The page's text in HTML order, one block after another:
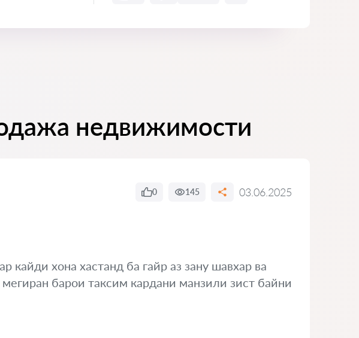
недвижимости
0 145 03.06.2025
кайди хона хастанд ба гайр аз зану шавхар ва
барои таксим кардани манзили зист байни